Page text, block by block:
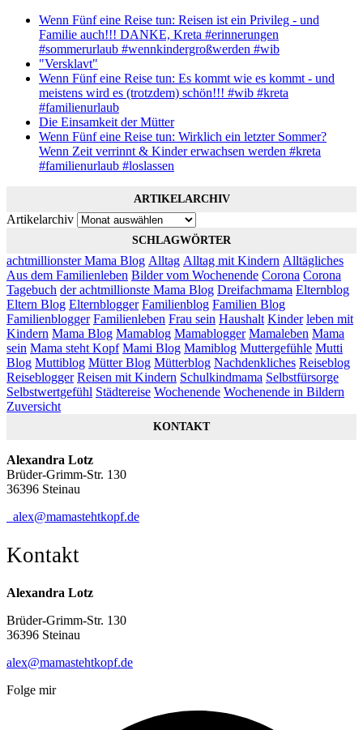
Wenn Fünf eine Reise tun: Reisen ist ein Privileg - und
Familie auch!!! DANKE, Kreta #erinnerungen
#sommerurlaub #wennkindergroßwerden #wib
"Versklavt"
Wenn Fünf eine Reise tun: Es kommt wie es kommt - und
meistens wird es (trotzdem) schön!!! #wib #kreta
#familienurlaub
Die Einsamkeit der Mütter
Wenn Fünf eine Reise tun: Wirklich ein letzter Sommer?
Wenn Zeit verrinnt & Kinder erwachsen werden #kreta
#familienurlaub #loslassen
ARTIKELARCHIV
Artikelarchiv
SCHLAGWÖRTER
achtmillionster Mama Blog Alltag Alltag mit Kindern Alltägliches
Aus dem Familienleben Bilder vom Wochenende Corona Corona
Tagebuch der achtmillionste Mama Blog Dreifachmama Elternblog
Eltern Blog Elternblogger Familienblog Familien Blog
Familienblogger Familienleben Frau sein Haushalt Kinder leben mit
Kindern Mama Blog Mamablog Mamablogger Mamaleben Mama
sein Mama steht Kopf Mami Blog Mamiblog Muttergefühle Mutti
Blog Muttiblog Mütter Blog Mütterblog Nachdenkliches Reiseblog
Reiseblogger Reisen mit Kindern Schulkindmama Selbstfürsorge
Selbstwertgefühl Städtereise Wochenende Wochenende in Bildern
Zuversicht
KONTAKT
Alexandra Lotz
Brüder-Grimm-Str. 130
36396 Steinau
alex@mamastehtkopf.de
Kontakt
Alexandra Lotz
Brüder-Grimm-Str. 130
36396 Steinau
alex@mamastehtkopf.de
Folge mir